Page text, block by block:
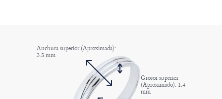
Anchura superior (Aproximada):
3.5 mm
Grosor superior
(Aproximado): 1.4
mm